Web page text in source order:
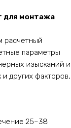
для монтажа
расчетный
параметры
изысканий и
и других факторов,
25–38